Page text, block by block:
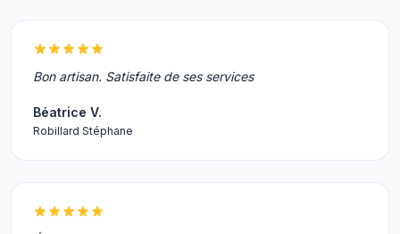
Bon artisan. Satisfaite de ses services
Béatrice V.
Robillard Stéphane